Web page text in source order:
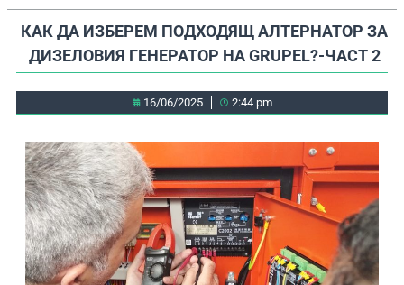
КАК ДА ИЗБЕРЕМ ПОДХОДЯЩ АЛТЕРНАТОР ЗА
ДИЗЕЛОВИЯ ГЕНЕРАТОР НА GRUPEL?-ЧАСТ 2
16/06/2025 2:44 pm